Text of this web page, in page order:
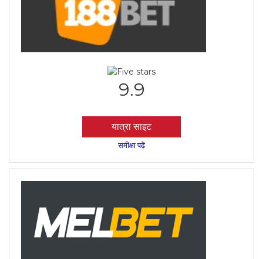
9.9
यात्रा साइट
समीक्षा पढ़ें